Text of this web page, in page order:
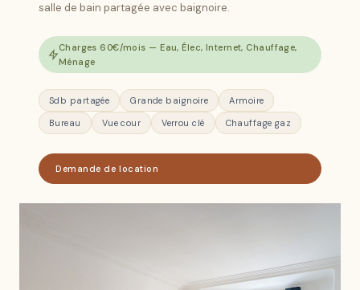
salle de bain partagée avec baignoire.
Charges 60€/mois — Eau, Élec, Internet, Chauffage,
Ménage
Sdb partagée Grande baignoire
Armoire
Bureau
Vue cour Verrou clé Chauffage gaz
Demande de location